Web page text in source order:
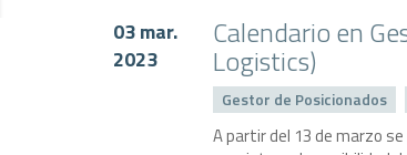
03 mar.
2023
Calendario en
Logistics)
Gestor de Posicionados
A partir del 13 de marzo